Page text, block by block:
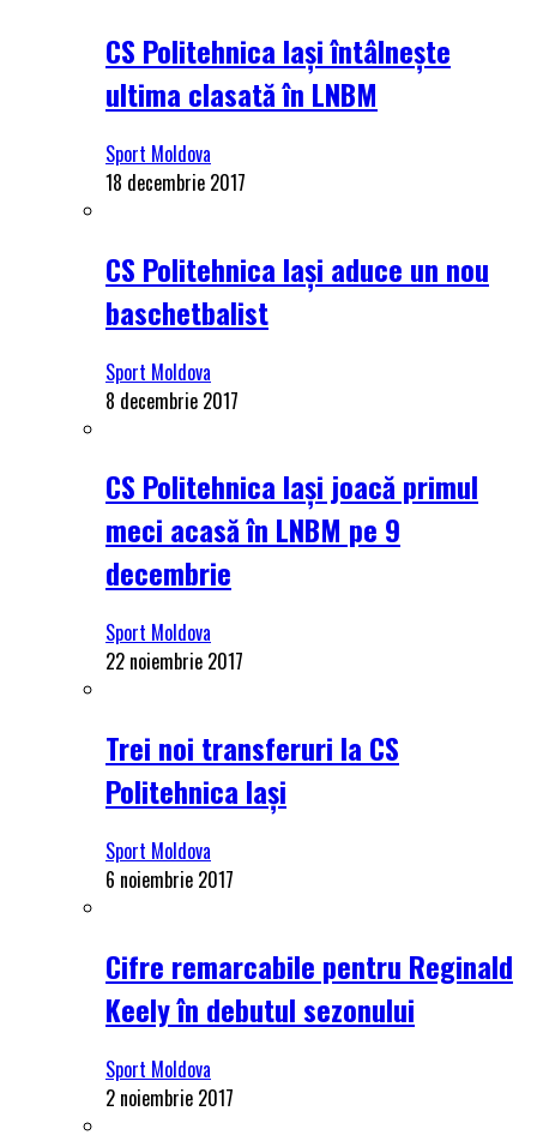
CS Politehnica Iași întâlnește
ultima clasată în LNBM
Sport Moldova
18 decembrie 2017
CS Politehnica Iași aduce un nou
baschetbalist
Sport Moldova
8 decembrie 2017
CS Politehnica Iași joacă primul
meci acasă în LNBM pe 9
decembrie
Sport Moldova
22 noiembrie 2017
Trei noi transferuri la CS
Politehnica Iași
Sport Moldova
6 noiembrie 2017
Cifre remarcabile pentru Reginald
Keely în debutul sezonului
Sport Moldova
2 noiembrie 2017